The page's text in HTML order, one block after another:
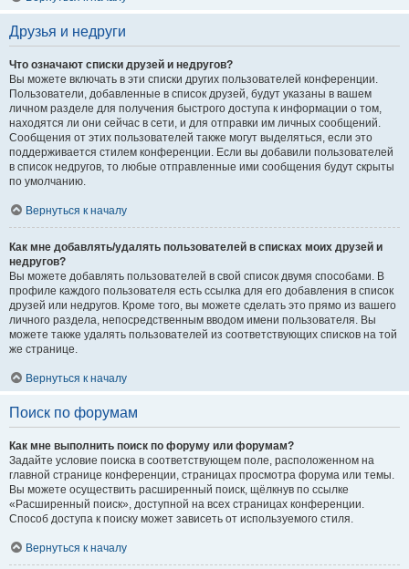
Друзья и недруги
Что означают списки друзей и недругов?
Вы можете включать в эти списки других пользователей конференции.
Пользователи, добавленные в список друзей, будут указаны в вашем
личном разделе для получения быстрого доступа к информации о том,
находятся ли они сейчас в сети, и для отправки им личных сообщений.
Сообщения от этих пользователей также могут выделяться, если это
поддерживается стилем конференции. Если вы добавили пользователей
в список недругов, то любые отправленные ими сообщения будут скрыты
по умолчанию.
Вернуться к началу
Как мне добавлять/удалять пользователей в списках моих друзей и
недругов?
Вы можете добавлять пользователей в свой список двумя способами. В
профиле каждого пользователя есть ссылка для его добавления в список
друзей или недругов. Кроме того, вы можете сделать это прямо из вашего
личного раздела, непосредственным вводом имени пользователя. Вы
можете также удалять пользователей из соответствующих списков на той
же странице.
Вернуться к началу
Поиск по форумам
Как мне выполнить поиск по форуму или форумам?
Задайте условие поиска в соответствующем поле, расположенном на
главной странице конференции, страницах просмотра форума или темы.
Вы можете осуществить расширенный поиск, щёлкнув по ссылке
«Расширенный поиск», доступной на всех страницах конференции.
Способ доступа к поиску может зависеть от используемого стиля.
Вернуться к началу